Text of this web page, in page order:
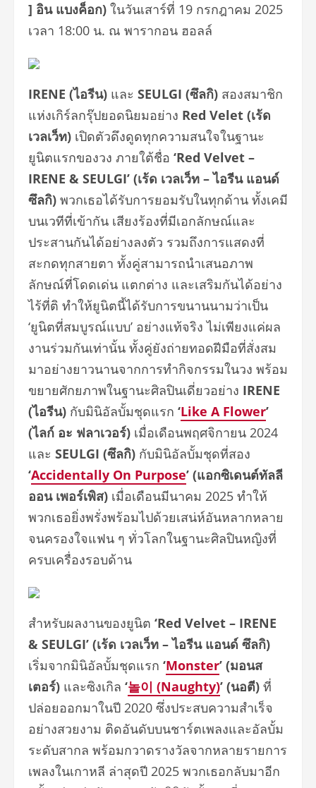
] อิน แบงค็อก) ในวันเสาร์ที่ 19 กรกฎาคม 2025
เวลา 18:00 น. ณ พารากอน ฮอลล์
IRENE (ไอรีน) และ SEULGI (ซึลกิ) สองสมาชิก
แห่งเกิร์ลกรุ๊ปยอดนิยมอย่าง Red Velet (เร้ด
เวลเว็ท) เปิดตัวดึงดูดทุกความสนใจในฐานะ
ยูนิตแรกของวง ภายใต้ชื่อ ‘Red Velvet –
IRENE & SEULGI’ (เร้ด เวลเว็ท – ไอรีน แอนด์
ซึลกิ) พวกเธอได้รับการยอมรับในทุกด้าน ทั้งเคมี
บนเวทีที่เข้ากัน เสียงร้องที่มีเอกลักษณ์และ
ประสานกันได้อย่างลงตัว รวมถึงการแสดงที่
สะกดทุกสายตา ทั้งคู่สามารถนำเสนอภาพ
ลักษณ์ที่โดดเด่น แตกต่าง และเสริมกันได้อย่าง
ไร้ที่ติ ทำให้ยูนิตนี้ได้รับการขนานนามว่าเป็น
‘ยูนิตที่สมบูรณ์แบบ’ อย่างแท้จริง ไม่เพียงแค่ผล
งานร่วมกันเท่านั้น ทั้งคู่ยังถ่ายทอดฝีมือที่สั่งสม
มาอย่างยาวนานจากการทำกิจกรรมในวง พร้อม
ขยายศักยภาพในฐานะศิลปินเดี่ยวอย่าง IRENE
(ไอรีน) กับมินิอัลบั้มชุดแรก ‘Like A Flower’
(ไลก์ อะ ฟลาเวอร์) เมื่อเดือนพฤศจิกายน 2024
และ SEULGI (ซึลกิ) กับมินิอัลบั้มชุดที่สอง
‘Accidentally On Purpose’ (แอกซิเดนต์ทัลลี
ออน เพอร์เพิส) เมื่อเดือนมีนาคม 2025 ทำให้
พวกเธอยิ่งพรั่งพร้อมไปด้วยเสน่ห์อันหลากหลาย
จนครองใจแฟน ๆ ทั่วโลกในฐานะศิลปินหญิงที่
ครบเครื่องรอบด้าน
สำหรับผลงานของยูนิต ‘Red Velvet – IRENE
& SEULGI’ (เร้ด เวลเว็ท – ไอรีน แอนด์ ซึลกิ)
เริ่มจากมินิอัลบั้มชุดแรก ‘Monster’ (มอนส
เตอร์) และซิงเกิล ‘놀이 (Naughty)’ (นอตี) ที่
ปล่อยออกมาในปี 2020 ซึ่งประสบความสำเร็จ
อย่างสวยงาม ติดอันดับบนชาร์ตเพลงและอัลบั้ม
ระดับสากล พร้อมกวาดรางวัลจากหลายรายการ
เพลงในเกาหลี ล่าสุดปี 2025 พวกเธอกลับมาอีก